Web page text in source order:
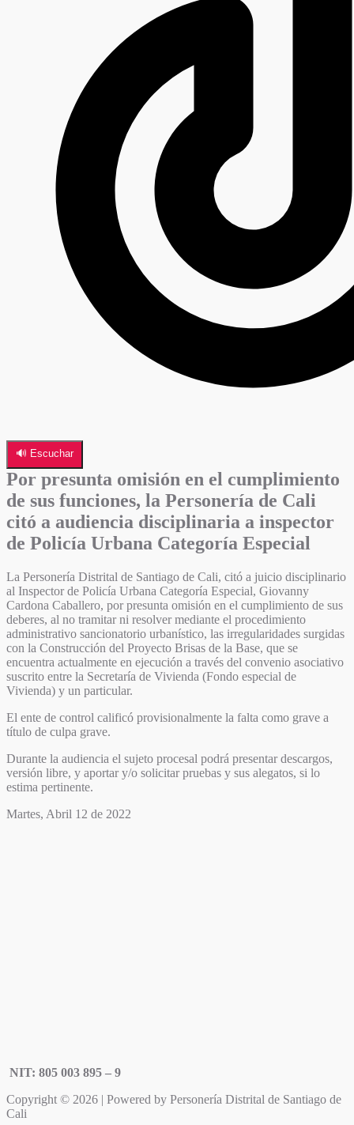
🔊 Escuchar
Por presunta omisión en el cumplimiento
de sus funciones, la Personería de Cali
citó a audiencia disciplinaria a inspector
de Policía Urbana Categoría Especial
La Personería Distrital de Santiago de Cali, citó a juicio disciplinario
al Inspector de Policía Urbana Categoría Especial, Giovanny
Cardona Caballero, por presunta omisión en el cumplimiento de sus
deberes, al no tramitar ni resolver mediante el procedimiento
administrativo sancionatorio urbanístico, las irregularidades surgidas
con la Construcción del Proyecto Brisas de la Base, que se
encuentra actualmente en ejecución a través del convenio asociativo
suscrito entre la Secretaría de Vivienda (Fondo especial de
Vivienda) y un particular.
El ente de control calificó provisionalmente la falta como grave a
título de culpa grave.
Durante la audiencia el sujeto procesal podrá presentar descargos,
versión libre, y aportar y/o solicitar pruebas y sus alegatos, si lo
estima pertinente.
Martes, Abril 12 de 2022
NIT: 805 003 895 – 9
Copyright © 2026 | Powered by Personería Distrital de Santiago de
Cali